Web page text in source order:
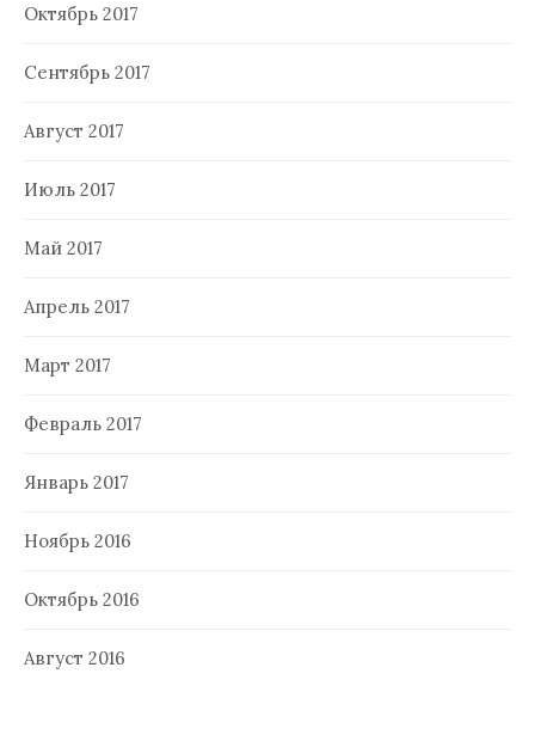
Октябрь 2017
Сентябрь 2017
Август 2017
Июль 2017
Май 2017
Апрель 2017
Март 2017
Февраль 2017
Январь 2017
Ноябрь 2016
Октябрь 2016
Август 2016